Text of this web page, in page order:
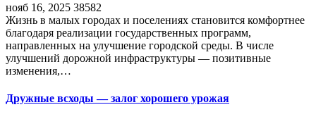
нояб 16, 2025 38582
Жизнь в малых городах и поселениях становится комфортнее
благодаря реализации государственных программ,
направленных на улучшение городской среды. В числе
улучшений дорожной инфраструктуры — позитивные
изменения,…
Дружные всходы — залог хорошего урожая